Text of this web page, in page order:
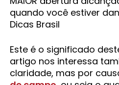
quando você estiver
Dicas Brasil
Este é o significado
artigo nos interessa
claridade, mas por